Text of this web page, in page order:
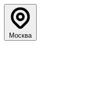
Москва